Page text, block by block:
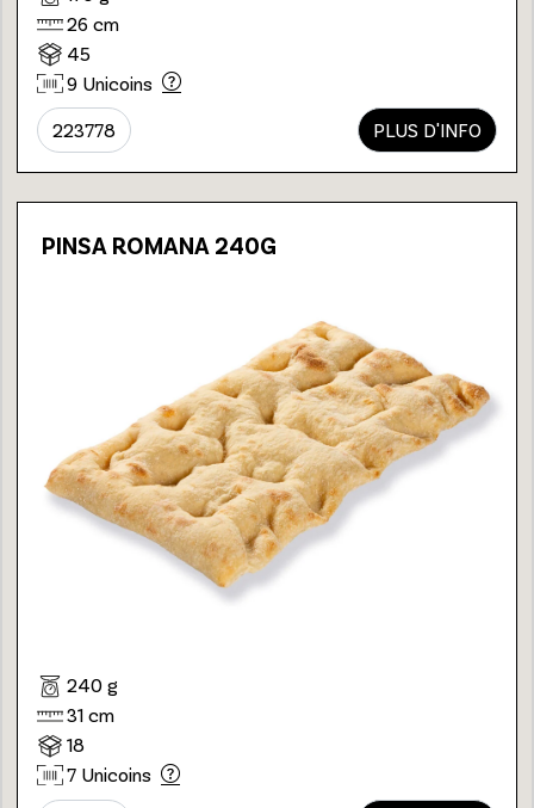
26 cm
45
9 Unicoins
223778 PLUS D'INFO
PINSA ROMANA 240G
240 g
31 cm
18
7 Unicoins